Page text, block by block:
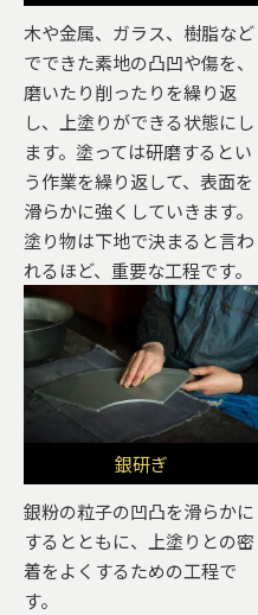
木や金属、ガラス、樹脂など
でできた素地の凸凹や傷を、
磨いたり削ったりを繰り返
し、上塗りができる状態にし
ます。塗っては研磨するとい
う作業を繰り返して、表面を
滑らかに強くしていきます。
塗り物は下地で決まると言わ
れるほど、重要な工程です。
銀研ぎ
銀粉の粒子の凹凸を滑らかに
するとともに、上塗りとの密
着をよくするための工程で
す。